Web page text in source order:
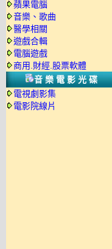
蘋果電腦
音樂、歌曲
醫學相關
遊戲合輯
電腦遊戲
商用.財經.股票軟體
音樂電影光碟
電視劇影集
電影院線片